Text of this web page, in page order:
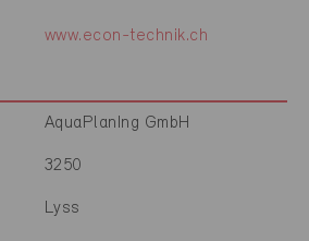
www.econ-technik.ch
AquaPlanIng GmbH
3250
Lyss